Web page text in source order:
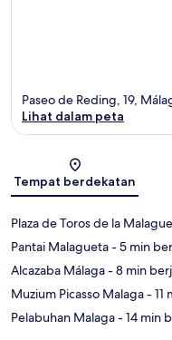
Paseo de Reding, 19,
Lihat dalam peta
Tempat berdekatan
Plaza de Toros de la
Pantai Malagueta- 5 min
Alcazaba Málaga- 8 min
Muzium Picasso Malaga- 11
Pelabuhan Malaga- 14 min